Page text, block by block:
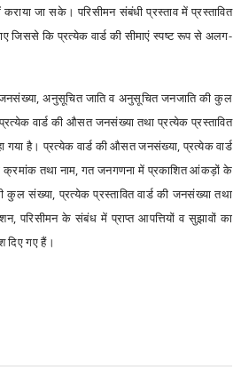
जा सके। परिसीमन संबंधी प्रस्ताव में प्रस्तावित
जिससे कि प्रत्येक वार्ड की सीमाएं स्पष्ट रूप से अलग-
अनुसूचित जाति व अनुसूचित जनजाति की कुल
वार्ड की औसत जनसंख्या तथा प्रत्येक प्रस्तावित
है। प्रत्येक वार्ड की औसत जनसंख्या, प्रत्येक वार्ड
का क्रमांक तथा नाम, गत जनगणना में प्रकाशित आंकड़ों के
संख्या, प्रत्येक प्रस्तावित वार्ड की जनसंख्या तथा
परिसीमन के संबंध में प्राप्त आपत्तियों व सुझावों का
दिए गए हैं।